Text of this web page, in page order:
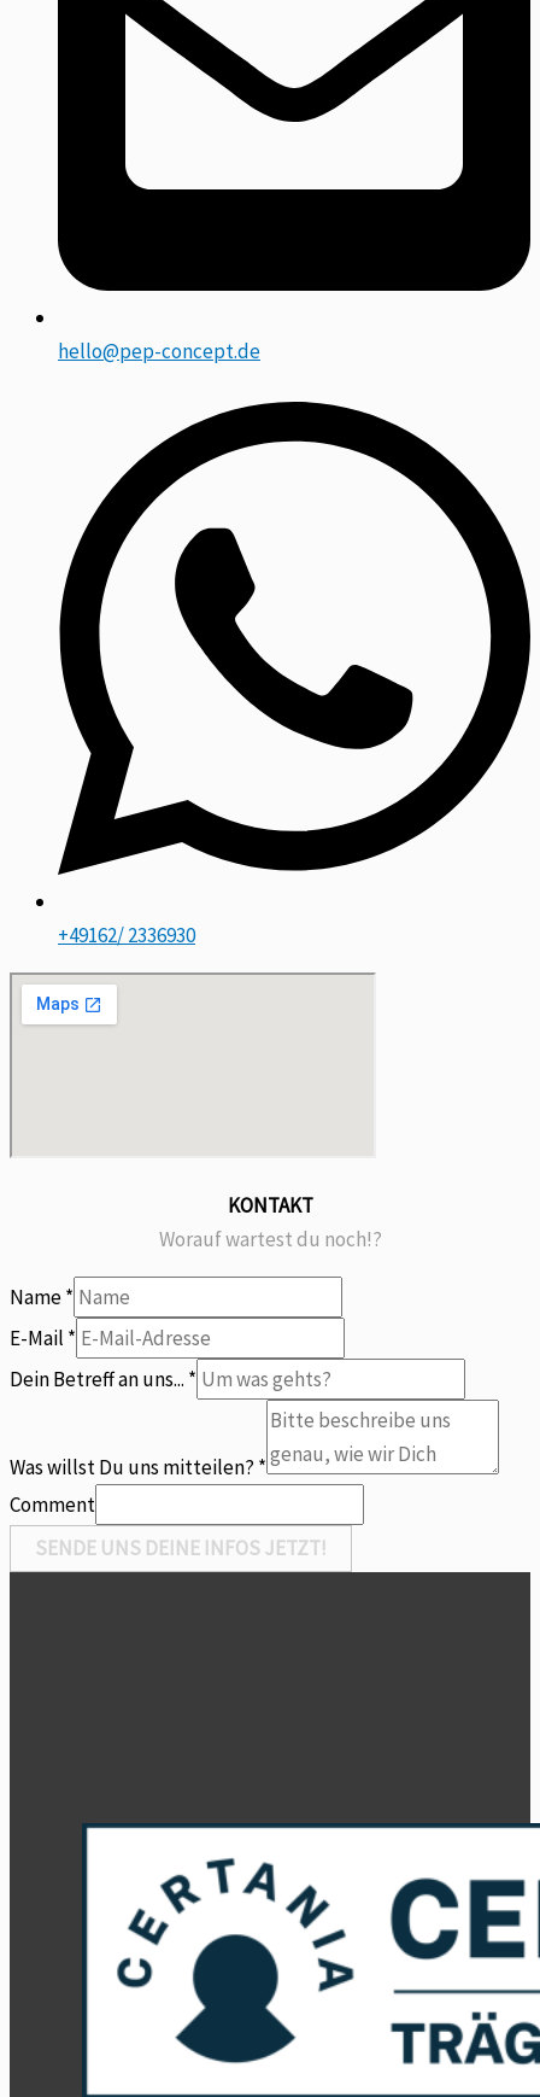
hello@pep-concept.de
+49162/ 2336930
KONTAKT
Worauf wartest du noch!?
Name*
an
mitteilen?
E-Mail *
Dein Betreff an uns... *
Was willst Du uns mitteilen? *
Comment
SENDE UNS DEINE INFOS JETZT!